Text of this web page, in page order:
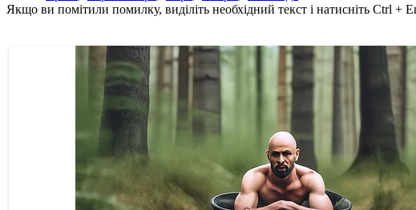
Якщо ви помітили помилку, виділіть необхідний текст і натисніть Ctrl +